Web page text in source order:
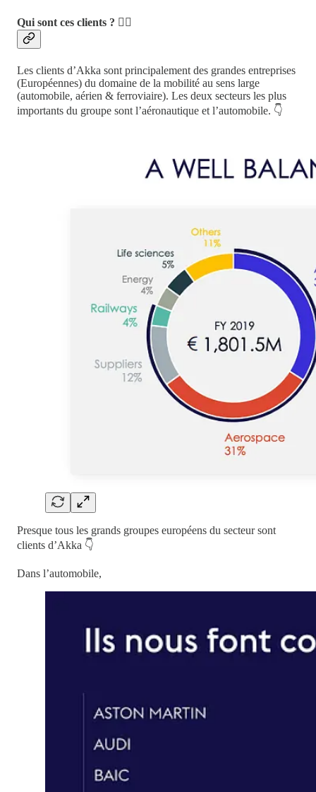
Qui sont ces clients ? 🕵️‍♀️
Les clients d’Akka sont principalement des grandes entreprises
(Européennes) du domaine de la mobilité au sens large
(automobile, aérien & ferroviaire). Les deux secteurs les plus
importants du groupe sont l’aéronautique et l’automobile. 👇
Presque tous les grands groupes européens du secteur sont
clients d’Akka 👇
Dans l’automobile,